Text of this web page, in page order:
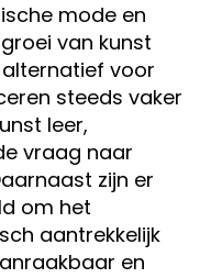
mode en
van kunst
voor
steeds vaker
leer,
vraag naar
zijn er
om het
aantrekkelijk
en